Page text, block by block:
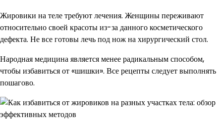
Жировики на теле требуют лечения. Женщины переживают
относительно своей красоты из-за данного косметического
дефекта. Не все готовы лечь под нож на хирургический стол.
Народная медицина является менее радикальным способом,
чтобы избавиться от «шишки». Все рецепты следует выполнять
пошагово.